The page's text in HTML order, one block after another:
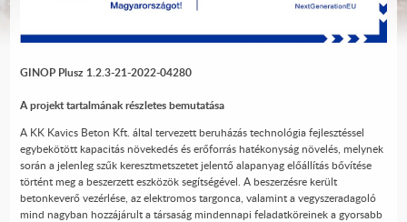
GINOP Plusz 1.2.3-21-2022-04280
A projekt tartalmának részletes bemutatása
A KK Kavics Beton Kft. által tervezett beruházás technológia fejlesztéssel
egybekötött kapacitás növekedés és erőforrás hatékonyság növelés, melynek
során a jelenleg szűk keresztmetszetet jelentő alapanyag előállítás bővítése
történt meg a beszerzett eszközök segítségével. A beszerzésre került
betonkeverő vezérlése, az elektromos targonca, valamint a vegyszeradagoló
mind nagyban hozzájárult a társaság mindennapi feladatköreinek a gyorsabb